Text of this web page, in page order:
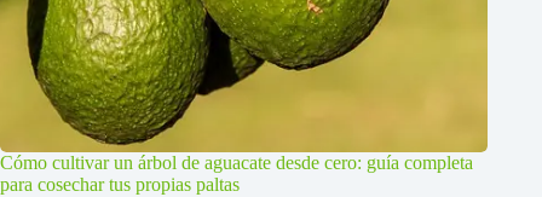
Cómo cultivar un árbol de aguacate desde cero: guía completa
para cosechar tus propias paltas